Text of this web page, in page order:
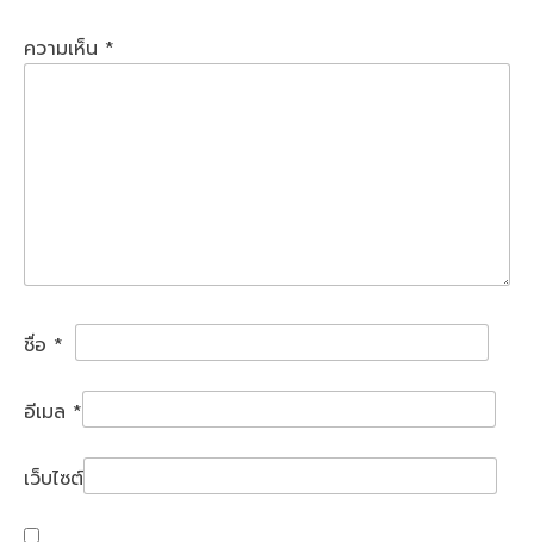
ความเห็น *
ชื่อ *
อีเมล *
เว็บไซต์